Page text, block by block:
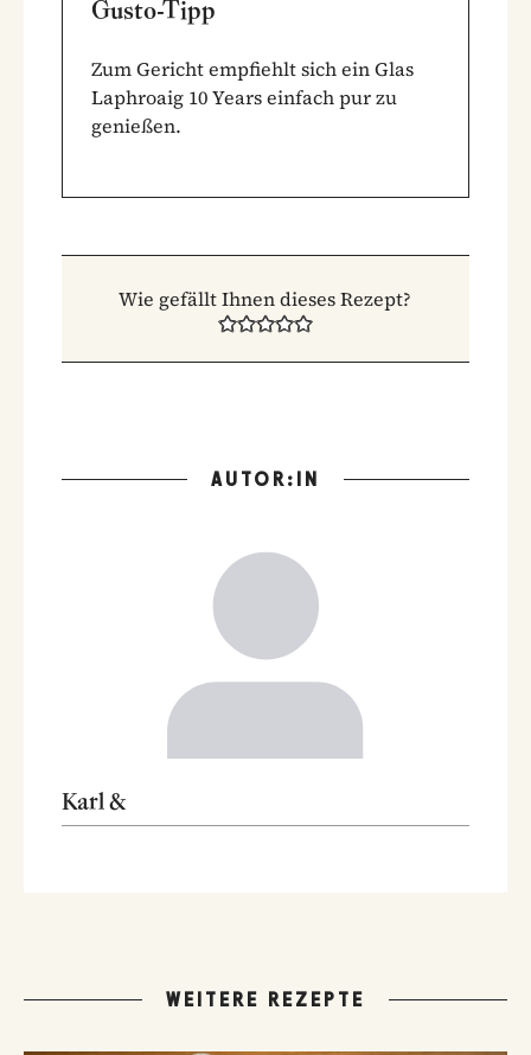
Gusto-Tipp
Zum Gericht empfiehlt sich ein Glas
Laphroaig 10 Years einfach pur zu
genießen.
Wie gefällt Ihnen dieses Rezept?
AUTOR:IN
Karl &
WEITERE REZEPTE